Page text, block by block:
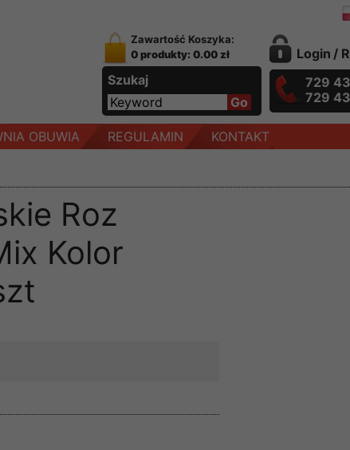
Zawartość Koszyka:
0 produkty: 0.00 zł
Szukaj
Login /
729
729
OBUWIA REGULAMIN KONTAKT
Roz
Kolor